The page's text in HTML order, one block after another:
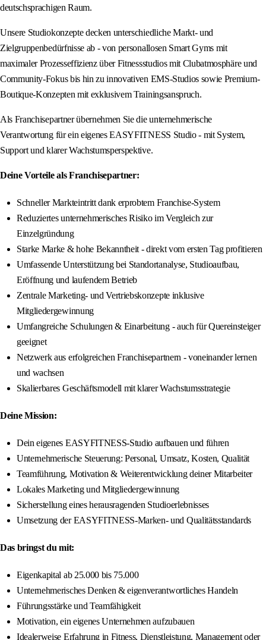
deutschsprachigen Raum.
Unsere Studiokonzepte decken unterschiedliche Markt- und
Zielgruppenbedürfnisse ab - von personallosen Smart Gyms mit
maximaler Prozesseffizienz über Fitnessstudios mit Clubatmosphäre und
Community-Fokus bis hin zu innovativen EMS-Studios sowie Premium-
Boutique-Konzepten mit exklusivem Trainingsanspruch.
Als Franchisepartner übernehmen Sie die unternehmerische
Verantwortung für ein eigenes EASYFITNESS Studio - mit System,
Support und klarer Wachstumsperspektive.
Deine Vorteile als Franchisepartner:
Schneller Markteintritt dank erprobtem Franchise-System
Reduziertes unternehmerisches Risiko im Vergleich zur
Einzelgründung
Starke Marke & hohe Bekanntheit - direkt vom ersten Tag profitieren
Umfassende Unterstützung bei Standortanalyse, Studioaufbau,
Eröffnung und laufendem Betrieb
Zentrale Marketing- und Vertriebskonzepte inklusive
Mitgliedergewinnung
Umfangreiche Schulungen & Einarbeitung - auch für Quereinsteiger
geeignet
Netzwerk aus erfolgreichen Franchisepartnern - voneinander lernen
und wachsen
Skalierbares Geschäftsmodell mit klarer Wachstumsstrategie
Deine Mission:
Dein eigenes EASYFITNESS-Studio aufbauen und führen
Unternehmerische Steuerung: Personal, Umsatz, Kosten, Qualität
Teamführung, Motivation & Weiterentwicklung deiner Mitarbeiter
Lokales Marketing und Mitgliedergewinnung
Sicherstellung eines herausragenden Studioerlebnisses
Umsetzung der EASYFITNESS-Marken- und Qualitätsstandards
Das bringst du mit:
Eigenkapital ab 25.000 bis 75.000
Unternehmerisches Denken & eigenverantwortliches Handeln
Führungsstärke und Teamfähigkeit
Motivation, ein eigenes Unternehmen aufzubauen
Idealerweise Erfahrung in Fitness, Dienstleistung, Management oder